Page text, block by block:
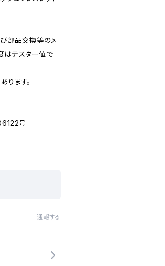
部品交換等のメ
はテスター値で
ります。
号
通報する